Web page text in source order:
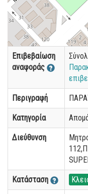
Επιβεβαίωση
αναφοράς
Περιγραφή
Κατηγορία
Διεύθυνση
Κατάσταση